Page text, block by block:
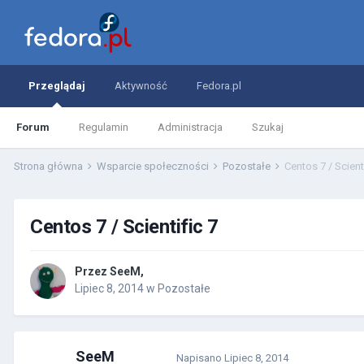
Przeglądaj
Forum Regulamin Administracja Szukaj
Aktywność Fedora.pl
Strona główna Wsparcie społeczności Pozostałe Centos 7 /
Centos 7 / Scientific 7
Przez SeeM ,
Lipiec 8, 2014w Pozostałe
SeeM Napisano Lipiec 8, 2014